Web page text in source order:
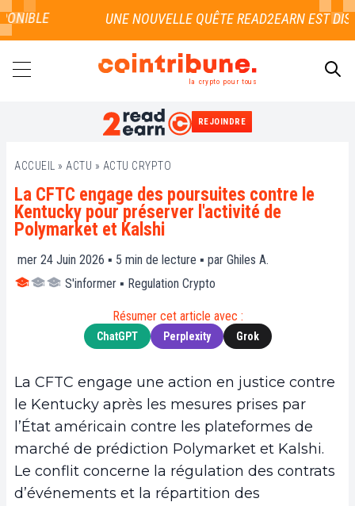
la crypto pour tous
REJOINDRE
ACCUEIL » ACTU » ACTU CRYPTO
La CFTC engage des poursuites contre le
Kentucky pour préserver l'activité de
Polymarket et Kalshi
mer 24 Juin 2026 ▪ 5 min de lecture ▪ par Ghiles A.
S'informer ▪ Regulation Crypto
Résumer cet article avec :
ChatGPT Perplexity Grok
La CFTC engage une action en justice contre
le Kentucky après les mesures prises par
l’État américain contre les plateformes de
marché de prédiction Polymarket et Kalshi.
Le conflit concerne la régulation des contrats
d’événements et la répartition des